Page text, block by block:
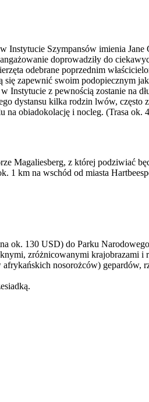
Szympansów imienia
doprowadziły do
odebrane poprzednim
zapewnić swoim podopiecznym
z pewnością zostanie na
dystansu kilka rodzin lwów, często
na obiadokolację i nocleg. (Trasa ok.
Magaliesberg, z której podziwiać
1 km na wschód od miasta
ok. 130 USD) do Parku
zróżnicowanymi
nosorożców)